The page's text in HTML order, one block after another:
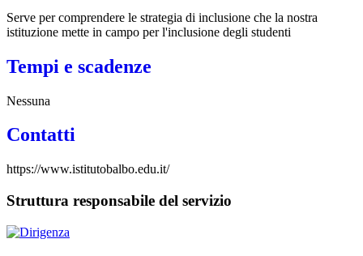
Serve per comprendere le strategia di inclusione che la nostra
istituzione mette in campo per l'inclusione degli studenti
Tempi e scadenze
Nessuna
Contatti
https://www.istitutobalbo.edu.it/
Struttura responsabile del servizio